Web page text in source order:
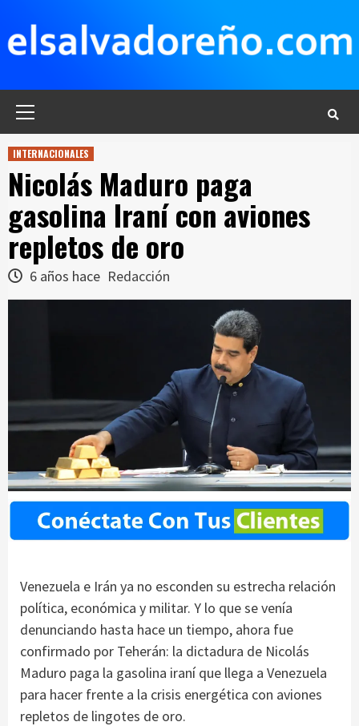
contenido
INTERNACIONALES
Nicolás Maduro paga
gasolina Iraní con aviones
repletos de oro
6 años hace Redacción
Venezuela e Irán ya no esconden su estrecha relación
política, económica y militar. Y lo que se venía
denunciando hasta hace un tiempo, ahora fue
confirmado por Teherán: la dictadura de Nicolás
Maduro paga la gasolina iraní que llega a Venezuela
para hacer frente a la crisis energética con aviones
repletos de lingotes de oro.